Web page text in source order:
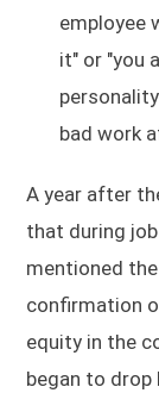
employee
it" or "you
bad work
A year after
that during
mentioned
confirmation
equity in the
began to